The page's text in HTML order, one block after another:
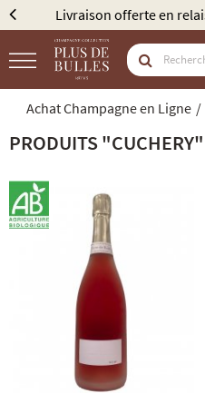
colis dès 300€ (France)
Achat Champagne en Ligne
PRODUITS "CUCHERY"